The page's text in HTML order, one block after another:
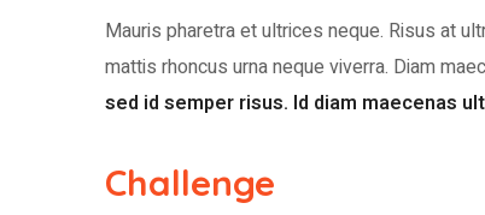
Mauris pharetra et ultrices neque. Risus at
mattis rhoncus urna neque viverra. Diam
sed id semper risus. Id diam maecenas
Challenge